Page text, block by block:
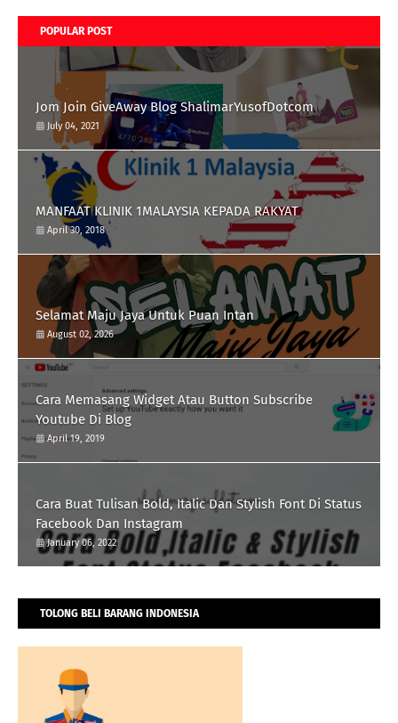
POPULAR POST
Jom Join GiveAway Blog ShalimarYusofDotcom
July 04, 2021
MANFAAT KLINIK 1MALAYSIA KEPADA RAKYAT
April 30, 2018
Selamat Maju Jaya Untuk Puan Intan
August 02, 2026
Cara Memasang Widget Atau Button Subscribe
Youtube Di Blog
April 19, 2019
Cara Buat Tulisan Bold, Italic Dan Stylish Font Di Status
Facebook Dan Instagram
January 06, 2022
TOLONG BELI BARANG INDONESIA